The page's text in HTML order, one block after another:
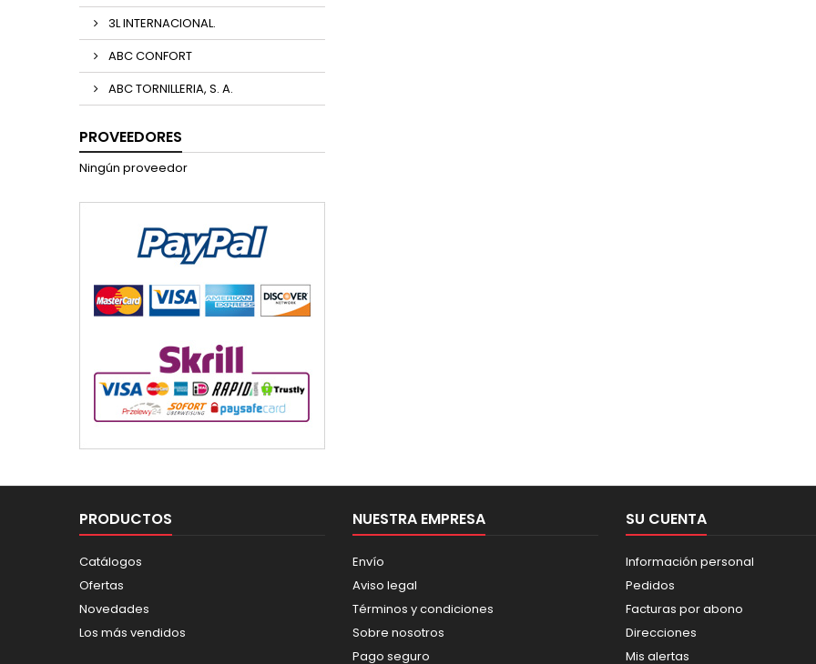
3L INTERNACIONAL.
ABC CONFORT
ABC TORNILLERIA, S. A.
PROVEEDORES
Ningún proveedor
PRODUCTOS
Catálogos
Ofertas
Novedades
Los más vendidos
NUESTRA EMPRESA
Envío
Aviso legal
Términos y condiciones
Sobre nosotros
Pago seguro
SU CUENTA
Información personal
Pedidos
Facturas por abono
Direcciones
Mis alertas